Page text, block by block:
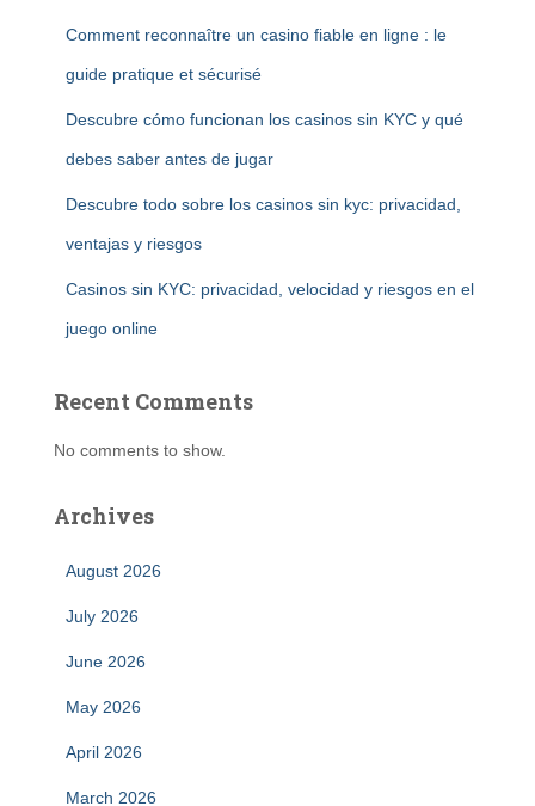
Comment reconnaître un casino fiable en ligne : le
guide pratique et sécurisé
Descubre cómo funcionan los casinos sin KYC y qué
debes saber antes de jugar
Descubre todo sobre los casinos sin kyc: privacidad,
ventajas y riesgos
Casinos sin KYC: privacidad, velocidad y riesgos en el
juego online
Recent Comments
No comments to show.
Archives
August 2026
July 2026
June 2026
May 2026
April 2026
March 2026